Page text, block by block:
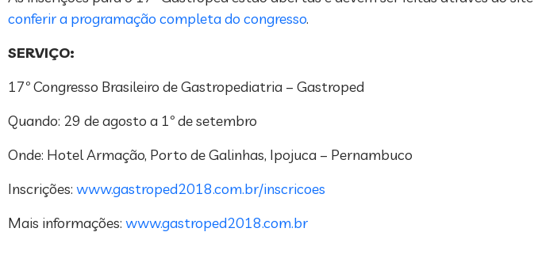
conferir a programação completa do congresso.
SERVIÇO:
17º Congresso Brasileiro de Gastropediatria – Gastroped
Quando: 29 de agosto a 1º de setembro
Onde: Hotel Armação, Porto de Galinhas, Ipojuca – Pernambuco
Inscrições: www.gastroped2018.com.br/inscricoes
Mais informações: www.gastroped2018.com.br